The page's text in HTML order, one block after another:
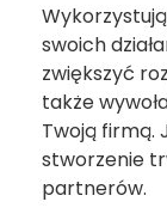
swoich
zwiększyć
także
Twoją firmą.
stworzenie
partnerów.